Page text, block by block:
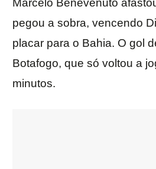
Marcelo Benevenuto
pegou a sobra, vencendo
placar para o Bahia. O gol
Botafogo, que só voltou a
minutos.